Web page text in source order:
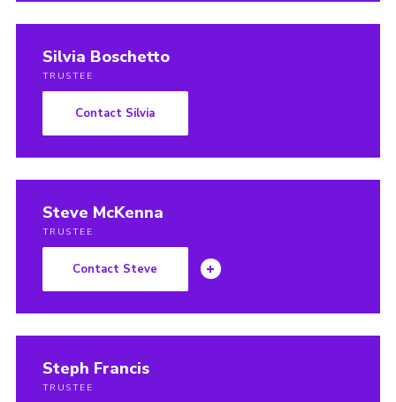
Silvia Boschetto
TRUSTEE
Contact Silvia
Steve McKenna
TRUSTEE
Contact Steve
Steph Francis
TRUSTEE